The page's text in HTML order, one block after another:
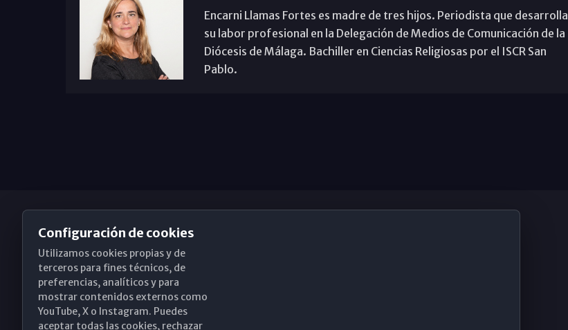
Encarni Llamas Fortes es madre de tres hijos. Periodista que desarrolla
su labor profesional en la Delegación de Medios de Comunicación de la
Diócesis de Málaga. Bachiller en Ciencias Religiosas por el ISCR San
Pablo.
Obispado de Málaga
Santa María, 18-20. 29015 Málaga
Configuración de cookies
Utilizamos cookies propias y de
terceros para fines técnicos, de
preferencias, analíticos y para
mostrar contenidos externos como
YouTube, X o Instagram. Puedes
aceptar todas las cookies, rechazar